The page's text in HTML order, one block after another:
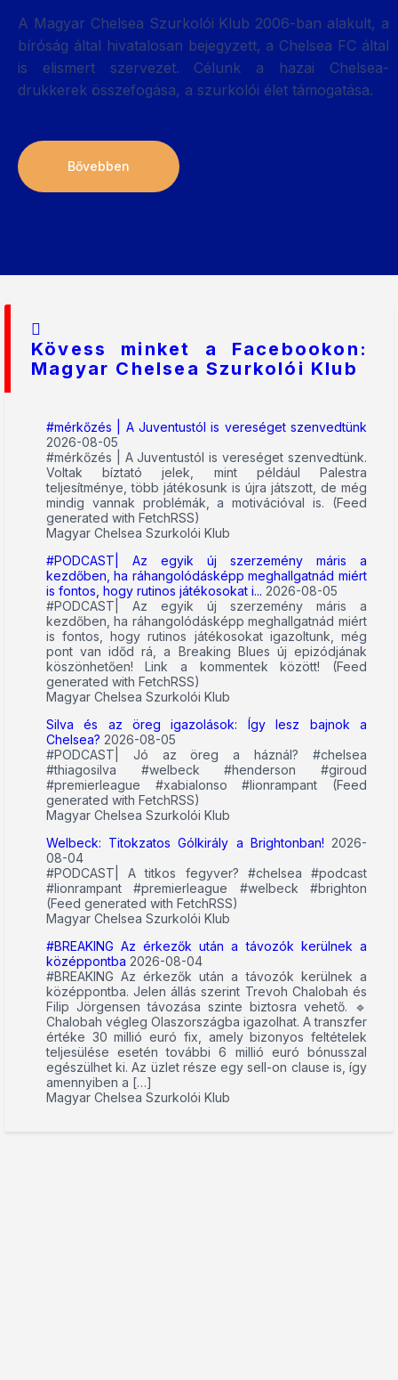
A Magyar Chelsea Szurkolói Klub 2006-ban alakult, a
bíróság által hivatalosan bejegyzett, a Chelsea FC által
is elismert szervezet. Célunk a hazai Chelsea-
drukkerek összefogása, a szurkolói élet támogatása.
Bővebben
Kövess minket a Facebookon:
Magyar Chelsea Szurkolói Klub
#mérkőzés | A Juventustól is vereséget szenvedtünk
2026-08-05
#mérkőzés | A Juventustól is vereséget szenvedtünk.
Voltak bíztató jelek, mint például Palestra
teljesítménye, több játékosunk is újra játszott, de még
mindig vannak problémák, a motivációval is. (Feed
generated with FetchRSS)
Magyar Chelsea Szurkolói Klub
#PODCAST| Az egyik új szerzemény máris a
kezdőben, ha ráhangolódásképp meghallgatnád miért
is fontos, hogy rutinos játékosokat i... 2026-08-05
#PODCAST| Az egyik új szerzemény máris a
kezdőben, ha ráhangolódásképp meghallgatnád miért
is fontos, hogy rutinos játékosokat igazoltunk, még
pont van időd rá, a Breaking Blues új epizódjának
köszönhetően! Link a kommentek között! (Feed
generated with FetchRSS)
Magyar Chelsea Szurkolói Klub
Silva és az öreg igazolások: Így lesz bajnok a
Chelsea? 2026-08-05
#PODCAST| Jó az öreg a háznál? #chelsea
#thiagosilva #welbeck #henderson #giroud
#premierleague #xabialonso #lionrampant (Feed
generated with FetchRSS)
Magyar Chelsea Szurkolói Klub
Welbeck: Titokzatos Gólkirály a Brightonban! 2026-
08-04
#PODCAST| A titkos fegyver? #chelsea #podcast
#lionrampant #premierleague #welbeck #brighton
(Feed generated with FetchRSS)
Magyar Chelsea Szurkolói Klub
#BREAKING Az érkezők után a távozók kerülnek a
középpontba 2026-08-04
#BREAKING Az érkezők után a távozók kerülnek a
középpontba. Jelen állás szerint Trevoh Chalobah és
Filip Jörgensen távozása szinte biztosra vehető. 🔹
Chalobah végleg Olaszországba igazolhat. A transzfer
értéke 30 millió euró fix, amely bizonyos feltételek
teljesülése esetén további 6 millió euró bónusszal
egészülhet ki. Az üzlet része egy sell-on clause is, így
amennyiben a […]
Magyar Chelsea Szurkolói Klub